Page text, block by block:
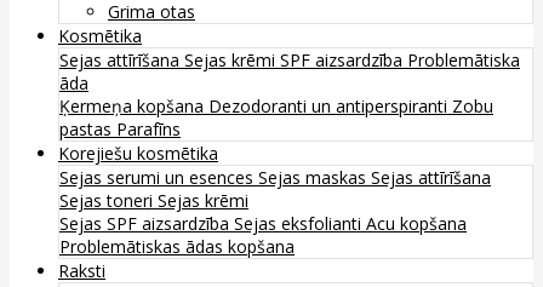
Grima otas
Kosmētika
Sejas attīrīšana Sejas krēmi SPF aizsardzība Problemātiska
āda
Ķermeņa kopšana Dezodoranti un antiperspiranti Zobu
pastas Parafīns
Korejiešu kosmētika
Sejas serumi un esences Sejas maskas Sejas attīrīšana
Sejas toneri Sejas krēmi
Sejas SPF aizsardzība Sejas eksfolianti Acu kopšana
Problemātiskas ādas kopšana
Raksti